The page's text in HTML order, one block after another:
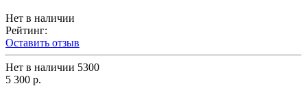
Нет в наличии
Рейтинг:
Оставить отзыв
Нет в наличии 5300
5 300 р.